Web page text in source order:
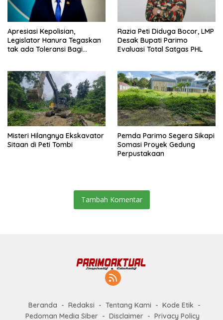
Apresiasi Kepolisian,
Legislator Hanura Tegaskan
tak ada Toleransi Bagi
Razia Peti Diduga Bocor, LMP
Desak Bupati Parimo
Evaluasi Total Satgas PHL
Misteri Hilangnya Ekskavator
Sitaan di Peti Tombi
Pemda Parimo Segera Sikapi
Somasi Proyek Gedung
Perpustakaan
Tambah Komentar
Beranda Redaksi Tentang Kami
Kode Etik
Pedoman Media Siber
Disclaimer Privacy Policy